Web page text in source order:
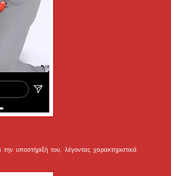
υποστήριξή του, λέγοντας χαρακτηριστικά